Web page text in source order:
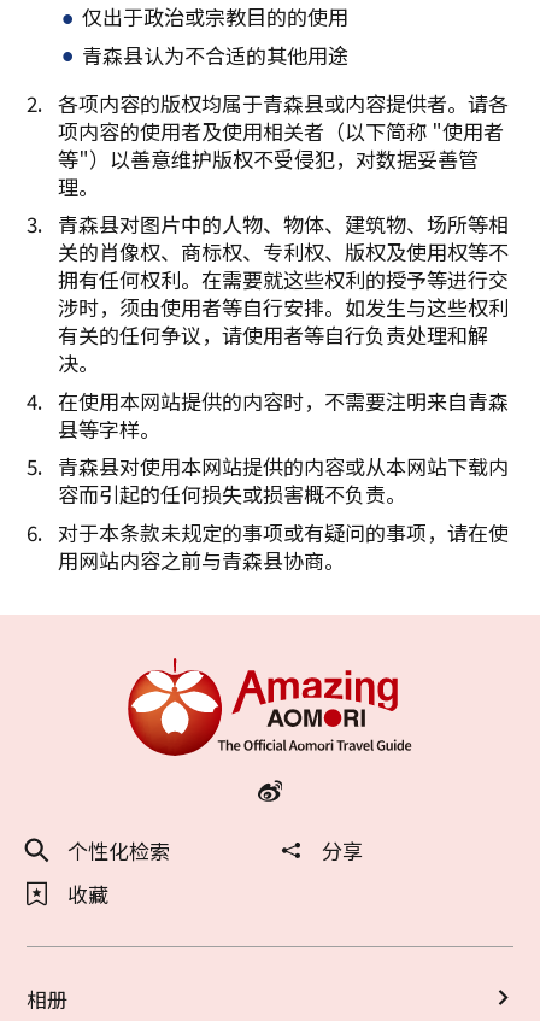
仅出于政治或宗教目的的使用
青森县认为不合适的其他用途
各项内容的版权均属于青森县或内容提供者。请各
项内容的使用者及使用相关者（以下简称 "使用者
等"）以善意维护版权不受侵犯，对数据妥善管
理。
青森县对图片中的人物、物体、建筑物、场所等相
关的肖像权、商标权、专利权、版权及使用权等不
拥有任何权利。在需要就这些权利的授予等进行交
涉时，须由使用者等自行安排。如发生与这些权利
有关的任何争议，请使用者等自行负责处理和解
决。
在使用本网站提供的内容时，不需要注明来自青森
县等字样。
青森县对使用本网站提供的内容或从本网站下载内
容而引起的任何损失或损害概不负责。
对于本条款未规定的事项或有疑问的事项，请在使
用网站内容之前与青森县协商。
个性化检索
分享
收藏
相册